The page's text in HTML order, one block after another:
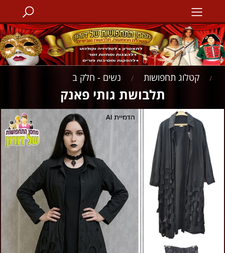
/ קטלוג תחפושות / נשים - חלק ב
‏‏תלבושת גותי פאנק